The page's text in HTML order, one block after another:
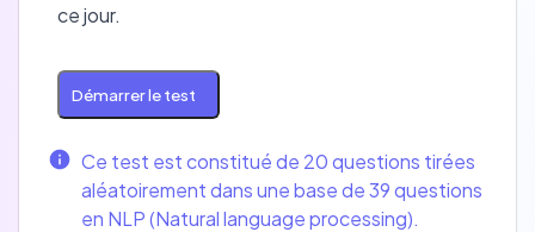
ce jour.
Démarrer le test
Ce test est constitué de 20 questions tirées
aléatoirement dans une base de 39 questions
en NLP (Natural language processing).